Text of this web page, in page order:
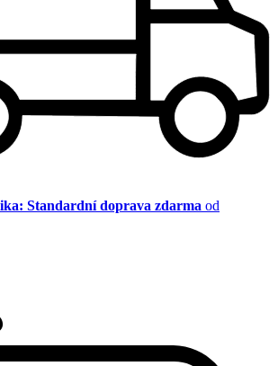
Standardní doprava zdarma od